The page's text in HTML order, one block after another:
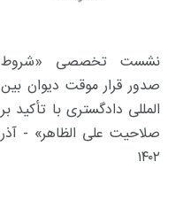
نشست تخصصی «شروط
صدور قرار موقت دیوان بین
المللی دادگستری با تأکید بر
صلاحیت علی الظاهر» - آذر
۱۴۰۲